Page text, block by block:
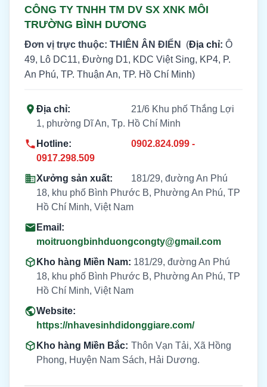
CÔNG TY TNHH TM DV SX XNK MÔI
TRƯỜNG BÌNH DƯƠNG
Đơn vị trực thuộc: THIÊN ÂN ĐIỂN (Địa chỉ: Ô
49, Lô DC11, Đường D1, KDC Việt Sing, KP4, P.
An Phú, TP. Thuận An, TP. Hồ Chí Minh)
Địa chỉ:
21/6 Khu phố Thắng Lợi
1, phường Dĩ An, Tp. Hồ Chí Minh
Hotline:
0902.824.099 -
0917.298.509
Xưởng sản xuất:
181/29, đường An Phú
18, khu phố Bình Phước B, Phường An Phú, TP
Hồ Chí Minh, Việt Nam
Email:
moitruongbinhduongcongty@gmail.com
Kho hàng Miền Nam: 181/29, đường An Phú
18, khu phố Bình Phước B, Phường An Phú, TP
Hồ Chí Minh, Việt Nam
Website:
https://nhavesinhdidonggiare.com/
Kho hàng Miền Bắc: Thôn Vạn Tải, Xã Hồng
Phong, Huyện Nam Sách, Hải Dương.